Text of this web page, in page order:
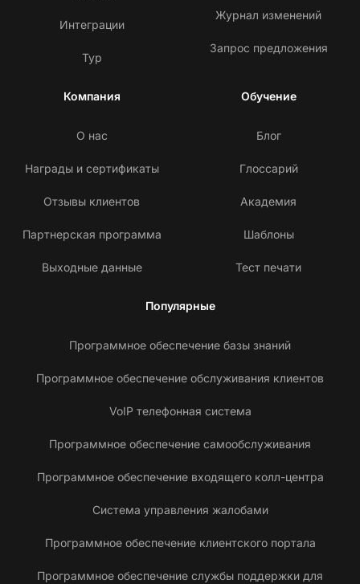
Интеграции
Тур
Журнал изменений
Запрос предложения
Компания
О нас
Награды и сертификаты
Отзывы клиентов
Партнерская программа
Выходные данные
Обучение
Блог
Глоссарий
Академия
Шаблоны
Тест печати
Популярные
Программное обеспечение базы знаний
Программное обеспечение обслуживания клиентов
VoIP телефонная система
Программное обеспечение самообслуживания
Программное обеспечение входящего колл-центра
Система управления жалобами
Программное обеспечение клиентского портала
Программное обеспечение службы поддержки для